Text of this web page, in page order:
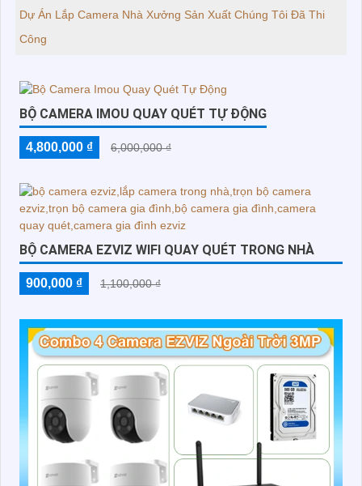
Dự Án Lắp Camera Nhà Xưởng Sản Xuất Chúng Tôi Đã Thi
Công
BỘ CAMERA IMOU QUAY QUÉT TỰ ĐỘNG
4,800,000 ₫ 6,000,000 ₫
BỘ CAMERA EZVIZ WIFI QUAY QUÉT TRONG NHÀ
900,000 ₫ 1,100,000 ₫